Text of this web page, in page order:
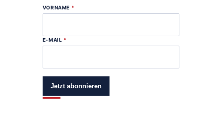
VORNAME *
E-MAIL *
Jetzt abonnieren